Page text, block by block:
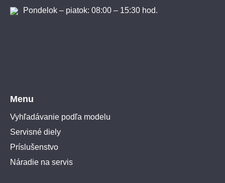
Pondelok – piatok: 08:00 – 15:30 hod.
Menu
Vyhľadávanie podľa modelu
Servisné diely
Príslušenstvo
Náradie na servis